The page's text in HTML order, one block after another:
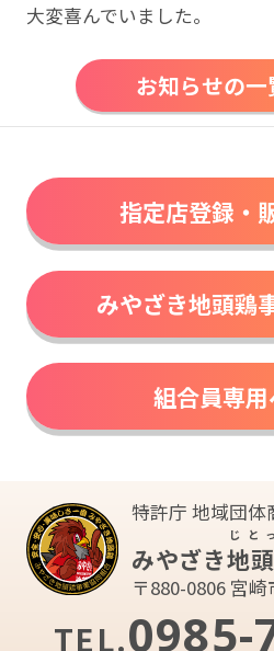
大変喜んでいました。
お知らせの一
指定店登録・
みやざき地頭鶏
組合員専
特許庁 地域団体
みやざき地
じと
〒880-0806 宮
TEL.0985-